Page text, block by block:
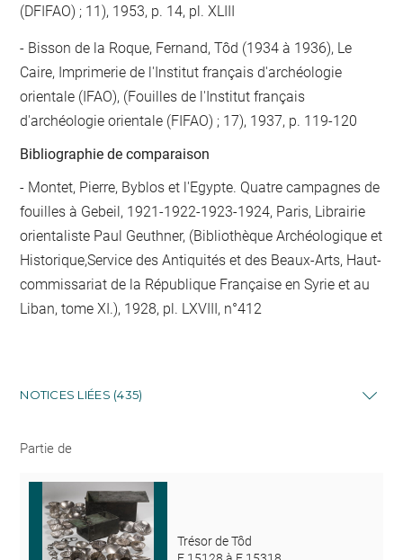
(DFIFAO) ; 11), 1953, p. 14, pl. XLIII
Bisson de la Roque, Fernand, Tôd (1934 à 1936), Le
Caire, Imprimerie de l'Institut français d'archéologie
orientale (IFAO), (Fouilles de l'Institut français
d'archéologie orientale (FIFAO) ; 17), 1937, p. 119-120
Bibliographie de comparaison
- Montet, Pierre, Byblos et l'Egypte. Quatre campagnes de
fouilles à Gebeil, 1921-1922-1923-1924, Paris, Librairie
orientaliste Paul Geuthner, (Bibliothèque Archéologique et
Historique,Service des Antiquités et des Beaux-Arts, Haut-
commissariat de la République Française en Syrie et au
Liban, tome XI.), 1928, pl. LXVIII, n°412
NOTICES LIÉES (435)
Partie de
Trésor de Tôd